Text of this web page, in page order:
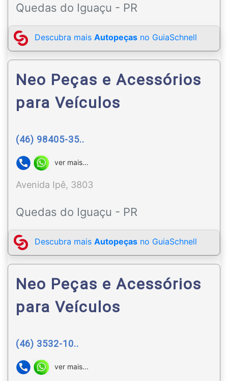
Quedas do Iguaçu - PR
Descubra mais Autopeças no GuiaSchnell
Neo Peças e Acessórios
para Veículos
(46) 98405-35..
ver mais...
Avenida Ipê, 3803
Quedas do Iguaçu - PR
Descubra mais Autopeças no GuiaSchnell
Neo Peças e Acessórios
para Veículos
(46) 3532-10..
ver mais...